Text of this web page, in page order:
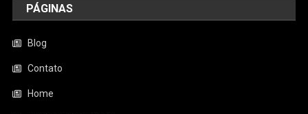
PÁGINAS
Blog
Contato
Home